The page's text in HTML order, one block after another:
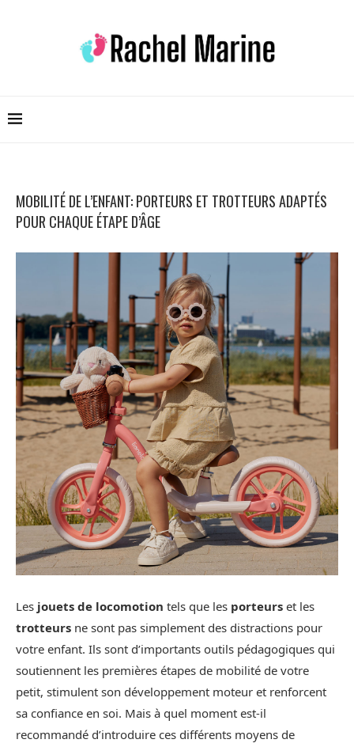
MOBILITÉ DE L’ENFANT: PORTEURS ET TROTTEURS ADAPTÉS
POUR CHAQUE ÉTAPE D’ÂGE
Les jouets de locomotion tels que les porteurs et les
trotteurs ne sont pas simplement des distractions pour
votre enfant. Ils sont d’importants outils pédagogiques qui
soutiennent les premières étapes de mobilité de votre
petit, stimulent son développement moteur et renforcent
sa confiance en soi. Mais à quel moment est-il
recommandé d’introduire ces différents moyens de